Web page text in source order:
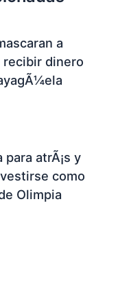
a
recibir dinero
atrÃ¡s y
como
Olimpia